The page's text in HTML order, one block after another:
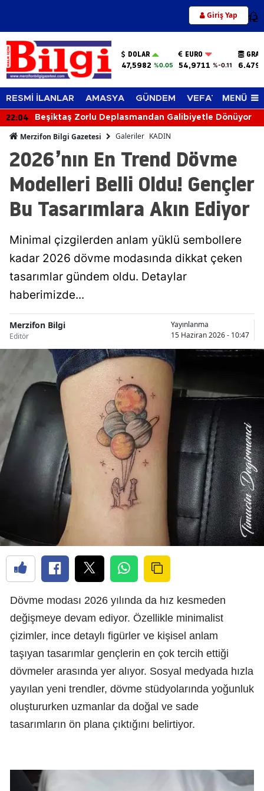
Giriş Yap 12
DOLAR
47,5982 %0.05
EURO
54,9711 %-0.11
RESMİ İLANLAR AMASYA GÜNDEM VEFAT EDENLER
MENÜ
Dönüyor 21:50 Amasya Üniversitesi'nde Teknoloji
Merzifon Bilgi Gazetesi Galeriler KADIN
2026’nın En Trend Dövme
Modelleri Belli Oldu! Gençler
Bu Tasarımlara Akın Ediyor
Minimal çizgilerden anlam yüklü sembollere
kadar 2026 dövme modasında dikkat çeken
tasarımlar gündem oldu. Detaylar
haberimizde...
Merzifon Bilgi
Editör
Yayınlanma
15 Haziran 2026 - 10:47
Dövme modası 2026 yılında da hız kesmeden
değişmeye devam ediyor. Özellikle minimalist
çizimler, ince detaylı figürler ve kişisel anlam
taşıyan tasarımlar gençlerin en çok tercih ettiği
dövmeler arasında yer alıyor. Sosyal medyada hızla
yayılan yeni trendler, dövme stüdyolarında yoğunluk
oluştururken uzmanlar da doğal ve sade
tasarımların ön plana çıktığını belirtiyor.